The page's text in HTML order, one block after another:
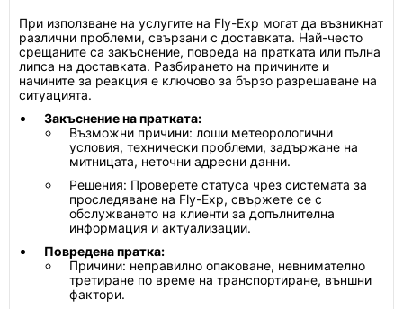
При използване на услугите на Fly-Exp могат да възникнат
различни проблеми, свързани с доставката. Най-често
срещаните са закъснение, повреда на пратката или пълна
липса на доставката. Разбирането на причините и
начините за реакция е ключово за бързо разрешаване на
ситуацията.
Закъснение на пратката:
Възможни причини: лоши метеорологични
условия, технически проблеми, задържане на
митницата, неточни адресни данни.
Решения: Проверете статуса чрез системата за
проследяване на Fly-Exp, свържете се с
обслужването на клиенти за допълнителна
информация и актуализации.
Повредена пратка:
Причини: неправилно опаковане, невнимателно
третиране по време на транспортиране, външни
фактори.